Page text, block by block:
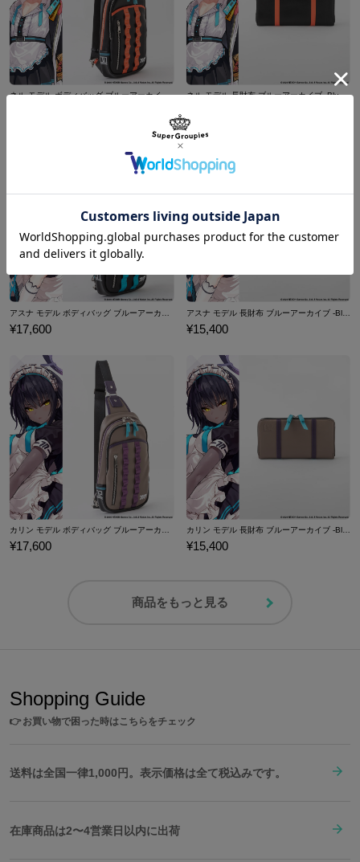
原産国／ 中国
素材／ 本体：合成皮革 裏地：合成皮革、ポリエステル 金具：鉄、亜鉛合金
ネル モデル ボディバッグ ブルーアーカイブ -Blue Archive- ネル モデル 長財布 ブルーアーカイブ -Blue Archive-
¥17,600
アスナ モデル 長財布 ブルーアーカイブ -Blue Archive-
¥15,400
カリン モデル ボディバッグ ブルーアーカイブ -Blue Archive-
¥17,600
カリン モデル 長財布 ブルーアーカイブ -Blue Archive-
¥15,400
商品をもっと見る
Shopping Guide
👉お買い物で困った時はこちらをチェック
送料は全国一律1,000円。表示価格は全て税込みです。
在庫商品は2〜4営業日以内に出荷